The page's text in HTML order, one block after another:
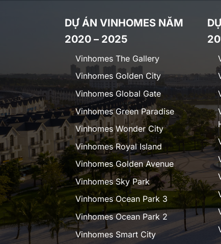
DỰ ÁN VINHOMES NĂM
2020 – 2025
Vinhomes The Gallery
Vinhomes Golden City
Vinhomes Global Gate
Vinhomes Green Paradise
Vinhomes Wonder City
Vinhomes Royal Island
Vinhomes Golden Avenue
Vinhomes Sky Park
Vinhomes Ocean Park 3
Vinhomes Ocean Park 2
Vinhomes Smart City